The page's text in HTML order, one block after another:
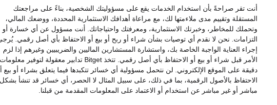
أنت تقر صراحةً بأن استخدام الخدمات يقع على مسؤوليتك الشخصية، بناءً على مراجعتك
المستقلة وتقييم مدى ملاءمتها لك، مع مراعاة أهدافك الاستثمارية المحددة، ووضعك المالي،
وتحملك للمخاطر، وخبرتك الاستثمارية، ومعرفتك واحتياجاتك. أنت مسؤول عن أي خسارة أو
التزامات. نحن لا نقدم أي توصيات بشأن شراء أو ربح أو بيع أو الاحتفاظ بأي أصل رقمي.
إجراء العناية الواجبة الخاصة بك، واستشارة المستشارين الماليين والضريبيين وغيرهم إذا لزم
الأمر قبل شراء أو بيع أو الاحتفاظ بأي أصل رقمي. تتخذ Bitget تدابير معقولة لتوفير معلومات
دقيقة على الموقع الإلكتروني. لن نتحمل مسؤولية أي خسائر تتكبدها فيما يتعلق بشراء أو بيع
الاحتفاظ بالأصول الرقمية، بما في ذلك، على سبيل المثال لا الحصر، أي خسائر قد تنشأ بشكل
مباشر أو غير مباشر عن استخدام أو الاعتماد على المعلومات المقدمة من قبلنا.